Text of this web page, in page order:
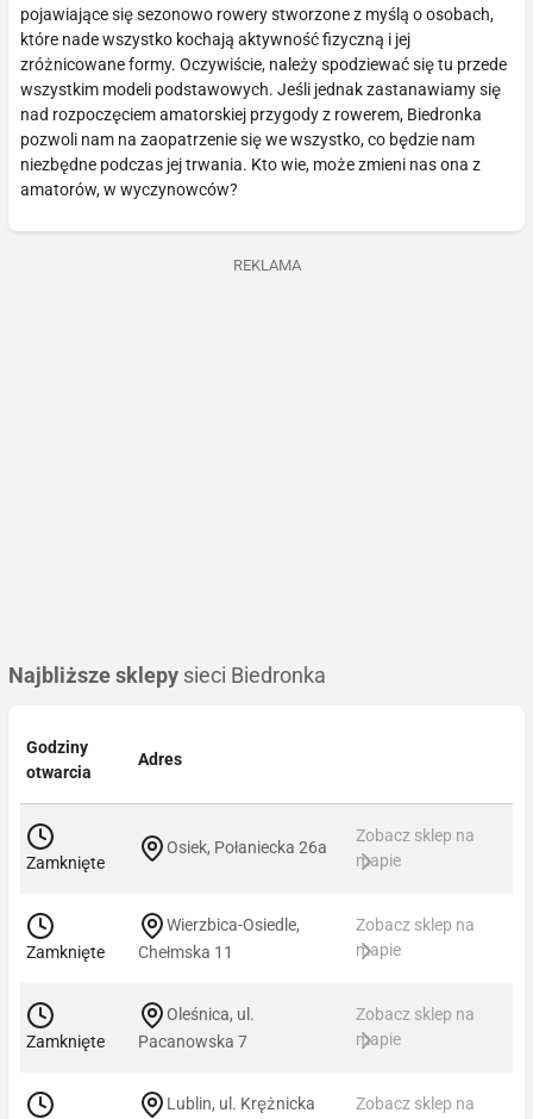
pojawiające się sezonowo rowery stworzone z myślą o osobach,
które nade wszystko kochają aktywność fizyczną i jej
zróżnicowane formy. Oczywiście, należy spodziewać się tu przede
wszystkim modeli podstawowych. Jeśli jednak zastanawiamy się
nad rozpoczęciem amatorskiej przygody z rowerem, Biedronka
pozwoli nam na zaopatrzenie się we wszystko, co będzie nam
niezbędne podczas jej trwania. Kto wie, może zmieni nas ona z
amatorów, w wyczynowców?
REKLAMA
Najbliższe sklepy sieci Biedronka
Godziny
otwarcia
Adres
Zamknięte
Osiek, Połaniecka 26a
Zobacz sklep na
mapie
Zamknięte
Wierzbica-Osiedle,
Chełmska 11
Zobacz sklep na
mapie
Zamknięte
Oleśnica, ul.
Pacanowska 7
Zobacz sklep na
mapie
Lublin, ul. Krężnicka
Zobacz sklep na